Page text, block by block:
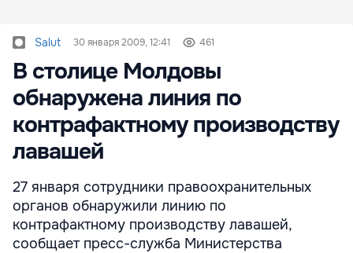
Salut 30 января 2009, 12:41 461
В столице Молдовы
обнаружена линия по
контрафактному производству
лавашей
27 января сотрудники правоохранительных
органов обнаружили линию по
контрафактному производству лавашей,
сообщает пресс-служба Министерства